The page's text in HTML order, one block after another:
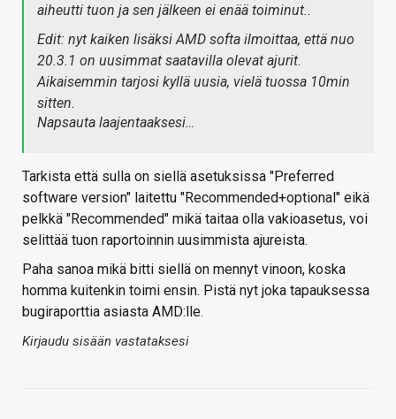
aiheutti tuon ja sen jälkeen ei enää toiminut..
Edit: nyt kaiken lisäksi AMD softa ilmoittaa, että nuo
20.3.1 on uusimmat saatavilla olevat ajurit.
Aikaisemmin tarjosi kyllä uusia, vielä tuossa 10min
sitten.
Napsauta laajentaaksesi…
Tarkista että sulla on siellä asetuksissa "Preferred
software version" laitettu "Recommended+optional" eikä
pelkkä "Recommended" mikä taitaa olla vakioasetus, voi
selittää tuon raportoinnin uusimmista ajureista.
Paha sanoa mikä bitti siellä on mennyt vinoon, koska
homma kuitenkin toimi ensin. Pistä nyt joka tapauksessa
bugiraporttia asiasta AMD:lle.
Kirjaudu sisään vastataksesi